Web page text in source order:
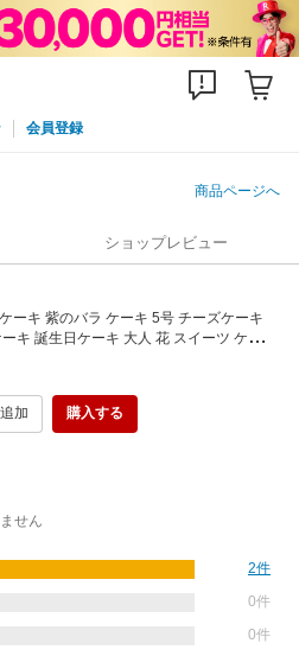
会員登録
商品ページへ
ショップレビュー
ーキ 紫のバラ ケーキ 5号 チーズケーキ
キ 誕生日ケーキ 大人 花 スイーツ ケーキ
タークリーム バースデーケーキ お取り寄
スイーツ ケーキ 花 誕生日 サプライズ ケー
加 購入する
せん
2件
0件
0件